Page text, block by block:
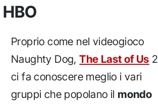
Proprio come nel videogioco
Naughty Dog,The Last of Us 2
ci fa conoscere meglio i vari
gruppi che popolano il mondo